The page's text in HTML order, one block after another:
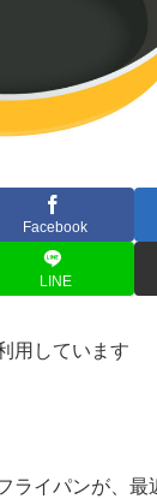
Facebook
LINE
用しています
ライパンが、最